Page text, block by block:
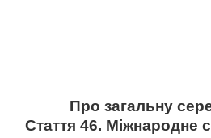
Про загальну
Стаття 46. Міжнародне